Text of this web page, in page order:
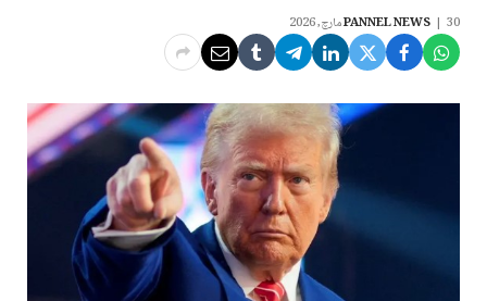
PANNEL NEWS 30 مارچ, 2026